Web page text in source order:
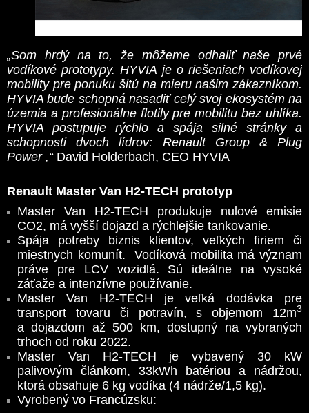
„Som hrdý na to, že môžeme odhaliť naše prvé
vodíkové prototypy. HYVIA je o riešeniach vodíkovej
mobility pre ponuku šitú na mieru našim zákazníkom.
HYVIA bude schopná nasadiť celý svoj ekosystém na
územia a profesionálne flotily pre mobilitu bez uhlíka.
HYVIA postupuje rýchlo a spája silné stránky a
schopnosti dvoch lídrov: Renault Group & Plug
Power ,“ David Holderbach, CEO HYVIA
Renault Master Van H2-TECH prototyp
Master Van H2-TECH produkuje nulové emisie
CO2, má vyšší dojazd a rýchlejšie tankovanie.
Spája potreby biznis klientov, veľkých firiem či
miestnych komunít. Vodíková mobilita má význam
práve pre LCV vozidlá. Sú ideálne na vysoké
záťaže a intenzívne používanie.
Master Van H2-TECH je veľká dodávka pre
transport tovaru či potravín, s objemom 12m3
a dojazdom až 500 km, dostupný na vybraných
trhoch od roku 2022.
Master Van H2-TECH je vybavený 30 kW
palivovým článkom, 33kWh batériou a nádržou,
ktorá obsahuje 6 kg vodíka (4 nádrže/1,5 kg).
Vyrobený vo Francúzsku: